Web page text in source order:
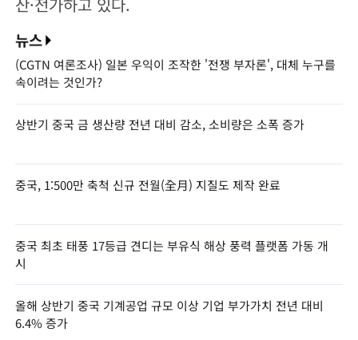
뉴스
(CGTN 여론조사) 일본 우익이 조작한 '전쟁 부자론', 대체 누구를
속이려는 것인가?
상반기 중국 금 생산량 전년 대비 감소, 소비량은 소폭 증가
중국, 1:500만 축척 신규 전월(全月) 지질도 제작 완료
중국 최초 태풍 17등급 견디는 부유식 해상 풍력 플랫폼 가동 개
시
올해 상반기 중국 기계공업 규모 이상 기업 부가가치 전년 대비
6.4% 증가